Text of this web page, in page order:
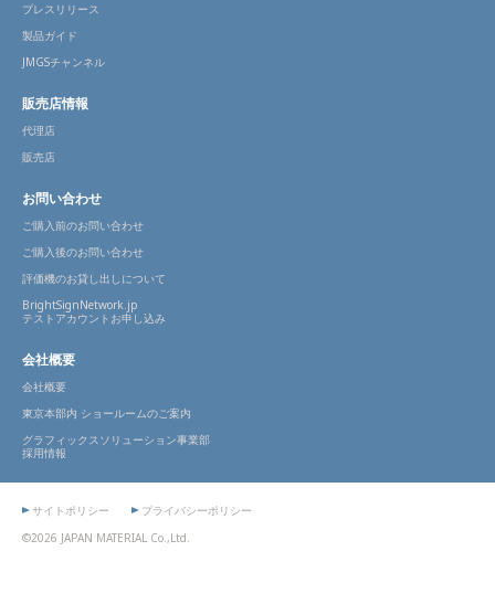
プレスリリース
製品ガイド
JMGSチャンネル
販売店情報
代理店
販売店
お問い合わせ
ご購入前のお問い合わせ
ご購入後のお問い合わせ
評価機のお貸し出しについて
BrightSignNetwork.jp
テストアカウントお申し込み
会社概要
会社概要
東京本部内 ショールームのご案内
グラフィックスソリューション事業部
採用情報
©2026 JAPAN MATERIAL Co.,Ltd.
サイトポリシー プライバシーポリシー